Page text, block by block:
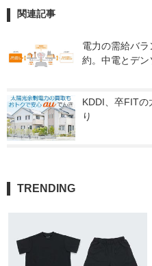
関連記事
電力の需給バ
約。中電とデン
KDDI、卒FITの
り
TRENDING